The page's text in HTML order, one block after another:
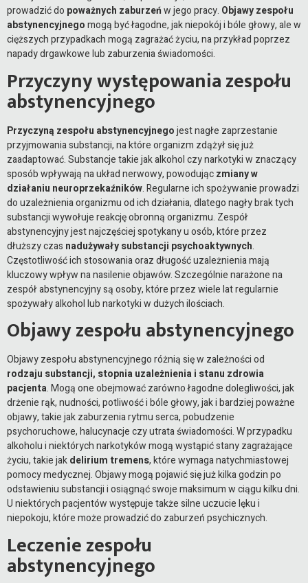
prowadzić do poważnych zaburzeńw jego pracy. Objawy zespołu
abstynencyjnegomogą być łagodne, jak niepokój i bóle głowy, ale w
cięższych przypadkach mogą zagrażać życiu, na przykład poprzez
napady drgawkowe lub zaburzenia świadomości.
Przyczyny występowania zespołu
abstynencyjnego
Przyczyną zespołu abstynencyjnegojest nagłe zaprzestanie
przyjmowania substancji, na które organizm zdążył się już
zaadaptować. Substancje takie jak alkohol czy narkotyki w znaczący
sposób wpływają na układ nerwowy, powodujączmiany w
działaniu neuroprzekaźników. Regularne ich spożywanie prowadzi
do uzależnienia organizmu od ich działania, dlatego nagły brak tych
substancji wywołuje reakcję obronną organizmu. Zespół
abstynencyjny jest najczęściej spotykany u osób, które przez
dłuższy czas nadużywały substancji psychoaktywnych.
Częstotliwość ich stosowania oraz długość uzależnienia mają
kluczowy wpływ na nasilenie objawów. Szczególnie narażone na
zespół abstynencyjny są osoby, które przez wiele lat regularnie
spożywały alkohol lub narkotyki w dużych ilościach.
Objawy zespołu abstynencyjnego
Objawy zespołu abstynencyjnego różnią się w zależności od
rodzaju substancji, stopnia uzależnienia i stanu zdrowia
pacjenta. Mogą one obejmować zarówno łagodne dolegliwości, jak
drżenie rąk, nudności, potliwość i bóle głowy, jak i bardziej poważne
objawy, takie jak zaburzenia rytmu serca, pobudzenie
psychoruchowe, halucynacje czy utrata świadomości. W przypadku
alkoholu i niektórych narkotyków mogą wystąpić stany zagrażające
życiu, takie jakdelirium tremens, które wymaga natychmiastowej
pomocy medycznej. Objawy mogą pojawić się już kilka godzin po
odstawieniu substancji i osiągnąć swoje maksimum w ciągu kilku dni.
U niektórych pacjentów występuje także silne uczucie lęku i
niepokoju, które może prowadzić do zaburzeń psychicznych.
Leczenie zespołu
abstynencyjnego